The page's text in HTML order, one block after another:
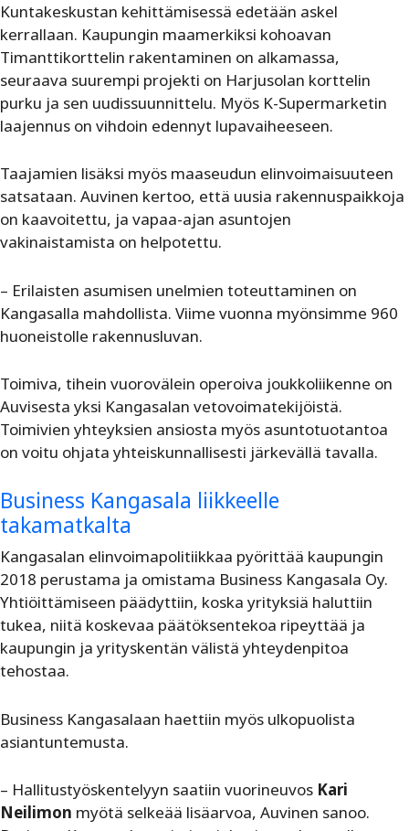
Kuntakeskustan kehittämisessä edetään askel
kerrallaan. Kaupungin maamerkiksi kohoavan
Timanttikorttelin rakentaminen on alkamassa,
seuraava suurempi projekti on Harjusolan korttelin
purku ja sen uudissuunnittelu. Myös K-Supermarketin
laajennus on vihdoin edennyt lupavaiheeseen.
Taajamien lisäksi myös maaseudun elinvoimaisuuteen
satsataan. Auvinen kertoo, että uusia rakennuspaikkoja
on kaavoitettu, ja vapaa-ajan asuntojen
vakinaistamista on helpotettu.
– Erilaisten asumisen unelmien toteuttaminen on
Kangasalla mahdollista. Viime vuonna myönsimme 960
huoneistolle rakennusluvan.
Toimiva, tihein vuorovälein operoiva joukkoliikenne on
Auvisesta yksi Kangasalan vetovoimatekijöistä.
Toimivien yhteyksien ansiosta myös asuntotuotantoa
on voitu ohjata yhteiskunnallisesti järkevällä tavalla.
Business Kangasala liikkeelle
takamatkalta
Kangasalan elinvoimapolitiikkaa pyörittää kaupungin
2018 perustama ja omistama Business Kangasala Oy.
Yhtiöittämiseen päädyttiin, koska yrityksiä haluttiin
tukea, niitä koskevaa päätöksentekoa ripeyttää ja
kaupungin ja yrityskentän välistä yhteydenpitoa
tehostaa.
Business Kangasalaan haettiin myös ulkopuolista
asiantuntemusta.
– Hallitustyöskentelyyn saatiin vuorineuvos Kari
Neilimon myötä selkeää lisäarvoa, Auvinen sanoo.